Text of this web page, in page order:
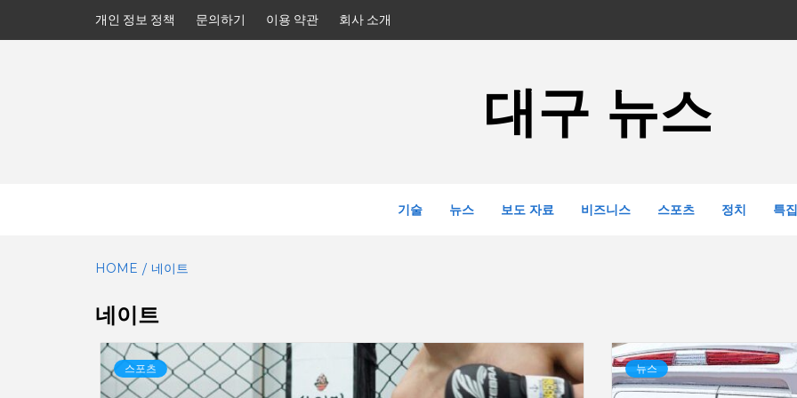
개인 정보 정책 문의하기 이용 약관 회사 소개
대구 뉴스
기술 뉴스 보도 자료 비즈니스 스포츠 정치 특집
HOME 네이트
네이트
스포츠 뉴스